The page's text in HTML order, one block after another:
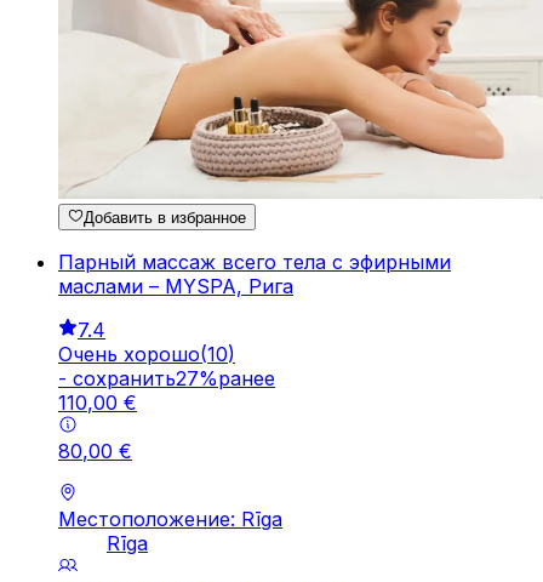
Добавить в избранное
Парный массаж всего тела с эфирными
маслами – MYSPA, Рига
7.4
Очень хорошо(10)
- cохранить27%ранее
110,00 €
80,00 €
Местоположение: Rīga
Rīga